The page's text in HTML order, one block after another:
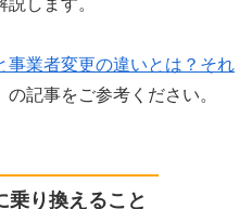
します。
事業者変更の違いとは？それ
の記事をご参考ください。
乗り換えること